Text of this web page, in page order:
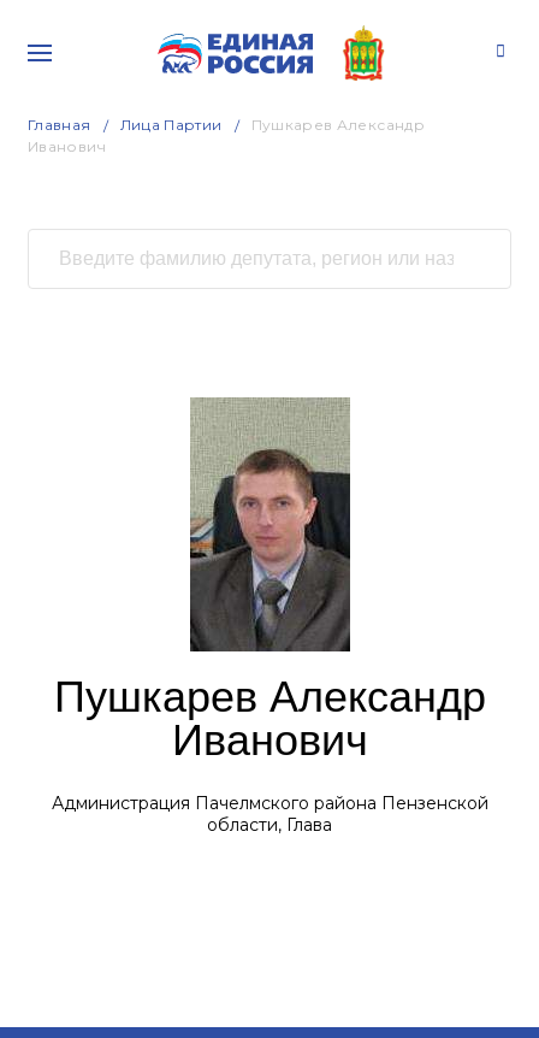
Главная Лица Партии
Пушкарев Александр
Иванович
Пушкарев Александр
Иванович
Администрация Пачелмского района Пензенской
области, Глава